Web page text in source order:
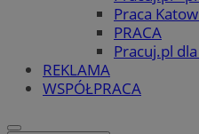
Praca
PRACA
Pracuj.pl
REKLAMA
WSPÓŁPRACA